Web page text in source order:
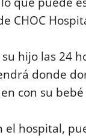
CHOC
hijo las 24
donde
con su
el hospital,